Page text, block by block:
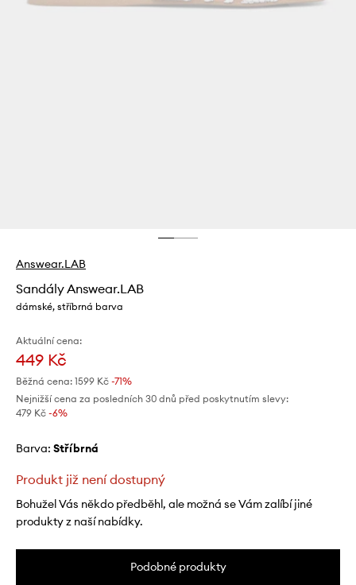
Answear.LAB
Sandály Answear.LAB
dámské, stříbrná barva
Aktuální cena:
449 Kč
Běžná cena: 1599 Kč -71%
Nejnižší cena za posledních 30 dnů před poskytnutím slevy:
479 Kč -6%
Barva: stříbrná
Produkt již není dostupný
Bohužel Vás někdo předběhl, ale možná se Vám zalíbí jiné
produkty z naší nabídky.
Podobné produkty